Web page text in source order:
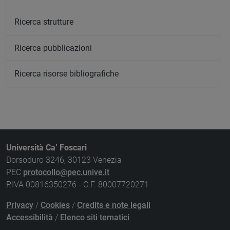
Ricerca strutture
Ricerca pubblicazioni
Ricerca risorse bibliografiche
Università Ca’ Foscari
Dorsoduro 3246, 30123 Venezia
PEC protocollo@pec.unive.it
P.IVA 00816350276 - C.F. 80007720271
Privacy / Cookies / Credits e note legali
Accessibilità / Elenco siti tematici